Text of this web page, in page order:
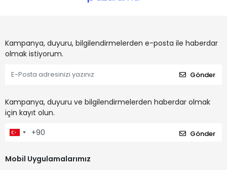
Kampanya, duyuru, bilgilendirmelerden e-posta ile haberdar
olmak istiyorum.
Gönder
Kampanya, duyuru ve bilgilendirmelerden haberdar olmak
için kayıt olun.
Gönder
Mobil Uygulamalarımız